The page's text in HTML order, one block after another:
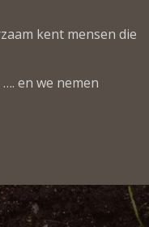
kent mensen die
en we nemen